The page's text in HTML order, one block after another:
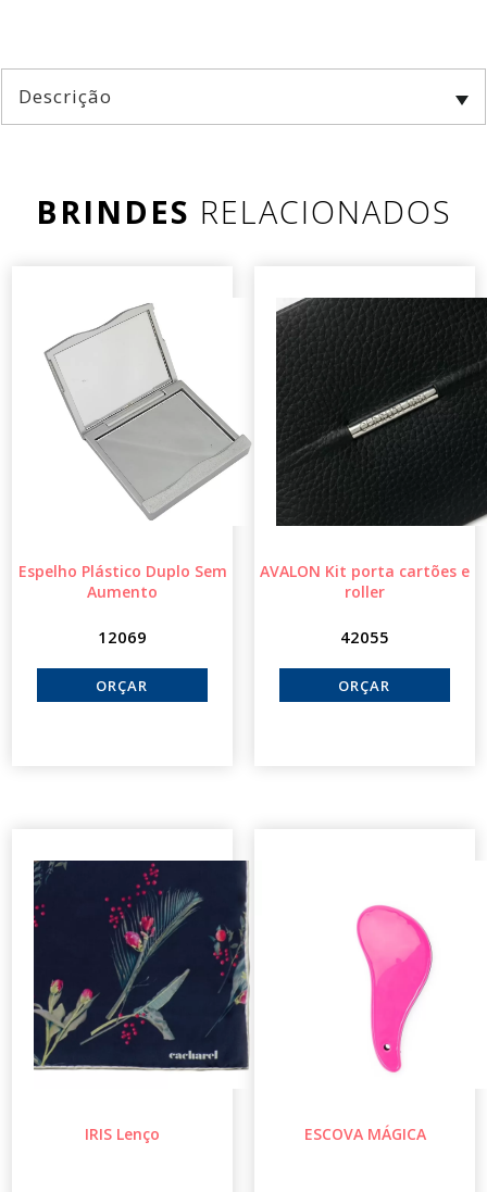
Descrição
BRINDES RELACIONADOS
Espelho Plástico Duplo Sem
Aumento
12069
AVALON Kit porta cartões e
roller
42055
IRIS Lenço ESCOVA MÁGICA